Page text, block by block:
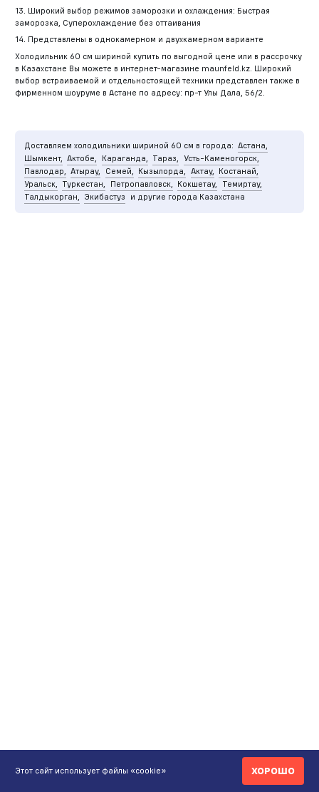
13. Широкий выбор режимов заморозки и охлаждения: Быстрая
заморозка, Суперохлаждение без оттаивания
14. Представлены в однокамерном и двухкамерном варианте
Холодильник 60 см шириной купить по выгодной цене или в рассрочку
в Казахстане Вы можете в интернет-магазине maunfeld.kz. Широкий
выбор встраиваемой и отдельностоящей техники представлен также в
фирменном шоуруме в Астане по адресу: пр-т Улы Дала, 56/2.
Доставляем холодильники шириной 60 см в города: Астана,
Шымкент, Актобе, Караганда, Тараз, Усть-Каменогорск,
Павлодар, Атырау, Семей, Кызылорда, Актау, Костанай,
Уральск, Туркестан, Петропавловск, Кокшетау,
Темиртау,
Талдыкорган, Экибастуз и другие города Казахстана
Этот сайт использует файлы «cookie» ХОРОШО